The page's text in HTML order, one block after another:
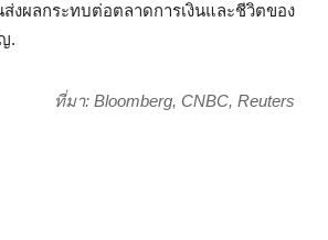
งผลกระทบต่อตลาดการเงินและชีวิตของ
.
ที่มา: Bloomberg, CNBC, Reuters